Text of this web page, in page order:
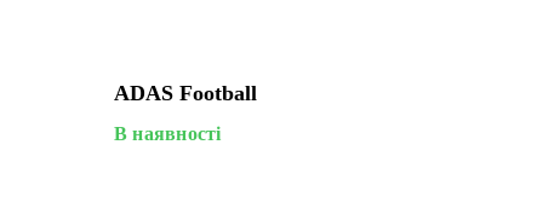
ADAS Football
В наявності